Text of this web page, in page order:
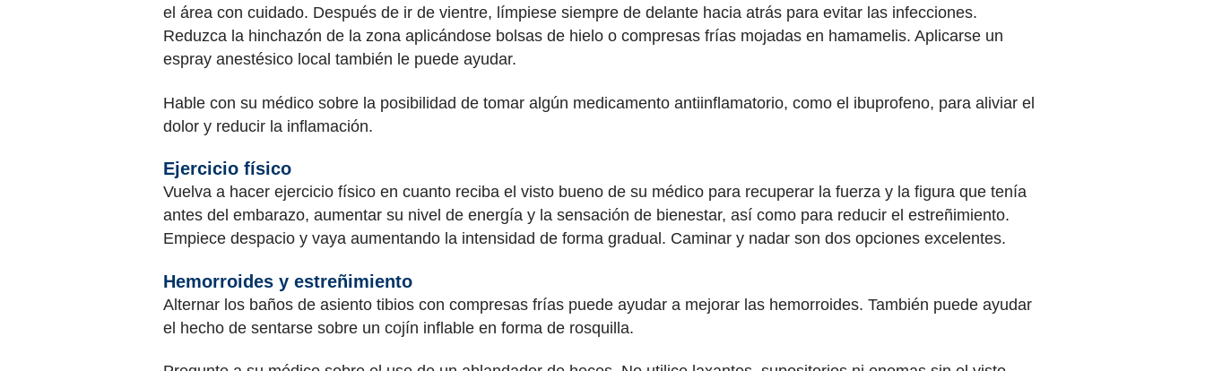
el área con cuidado. Después de ir de vientre, límpiese siempre de delante hacia atrás para evitar las infecciones.
Reduzca la hinchazón de la zona aplicándose bolsas de hielo o compresas frías mojadas en hamamelis. Aplicarse un
espray anestésico local también le puede ayudar.
Hable con su médico sobre la posibilidad de tomar algún medicamento antiinflamatorio, como el ibuprofeno, para aliviar el
dolor y reducir la inflamación.
Ejercicio físico
Vuelva a hacer ejercicio físico en cuanto reciba el visto bueno de su médico para recuperar la fuerza y la figura que tenía
antes del embarazo, aumentar su nivel de energía y la sensación de bienestar, así como para reducir el estreñimiento.
Empiece despacio y vaya aumentando la intensidad de forma gradual. Caminar y nadar son dos opciones excelentes.
Hemorroides y estreñimiento
Alternar los baños de asiento tibios con compresas frías puede ayudar a mejorar las hemorroides. También puede ayudar
el hecho de sentarse sobre un cojín inflable en forma de rosquilla.